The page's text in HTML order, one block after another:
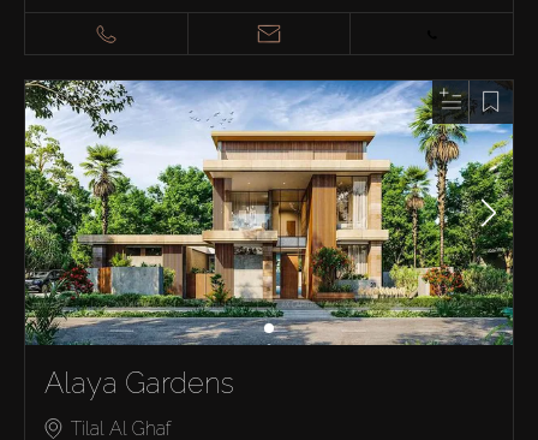
Alaya Gardens
Tilal Al Ghaf